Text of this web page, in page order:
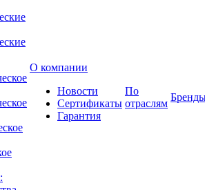
О компании
Новости
Сертификаты
Гарантия
По
отраслям